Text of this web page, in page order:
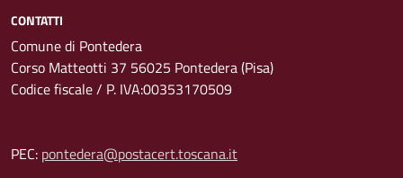
CONTATTI
Comune di Pontedera
Corso Matteotti 37 56025 Pontedera (Pisa)
Codice fiscale / P. IVA:00353170509
PEC: pontedera@postacert.toscana.it